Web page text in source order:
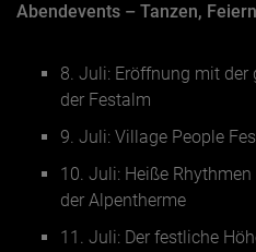
Abendevents – Tanzen,
8. Juli: Eröffnung mit
der Festalm
9. Juli: Village People
10. Juli: Heiße
der Alpentherme
11. Juli: Der festliche